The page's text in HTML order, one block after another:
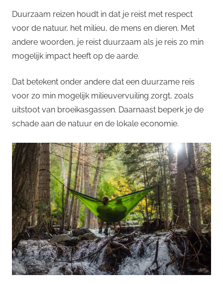
Duurzaam reizen houdt in dat je reist met respect
voor de natuur, het milieu, de mens en dieren. Met
andere woorden, je reist duurzaam als je reis zo min
mogelijk impact heeft op de aarde.
Dat betekent onder andere dat een duurzame reis
voor zo min mogelijk milieuvervuiling zorgt, zoals
uitstoot van broeikasgassen. Daarnaast beperk je de
schade aan de natuur en de lokale economie.